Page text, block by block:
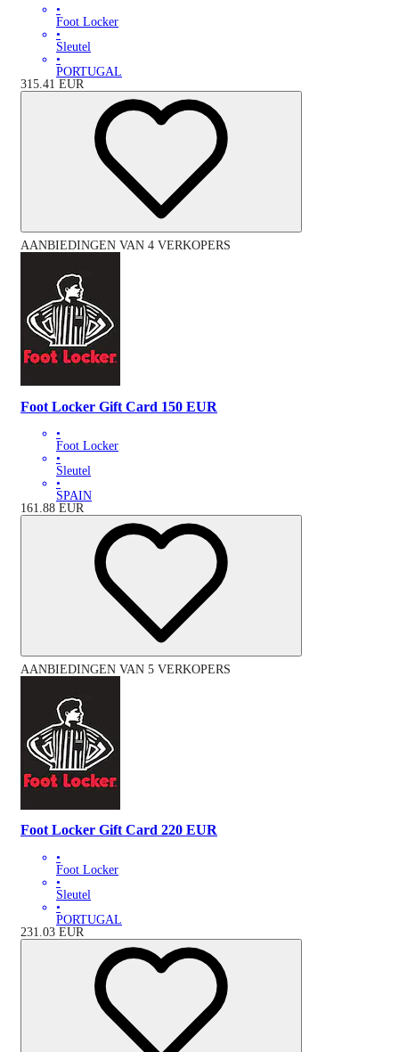
•
Foot Locker
•
Sleutel
•
PORTUGAL
315.41 EUR
AANBIEDINGEN VAN 4 VERKOPERS
Foot Locker Gift Card 150 EUR
•
Foot Locker
•
Sleutel
•
SPAIN
161.88 EUR
AANBIEDINGEN VAN 5 VERKOPERS
Foot Locker Gift Card 220 EUR
•
Foot Locker
•
Sleutel
•
PORTUGAL
231.03 EUR